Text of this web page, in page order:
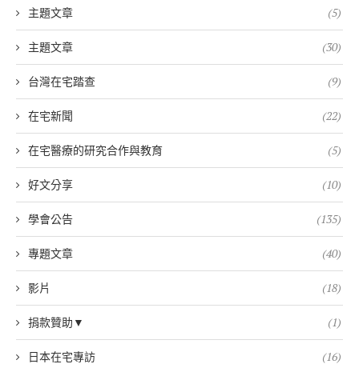
主題文章 (5)
主題文章 (30)
台灣在宅踏查 (9)
在宅新聞 (22)
在宅醫療的研究合作與教育 (5)
好文分享 (10)
學會公告 (135)
專題文章 (40)
影片 (18)
捐款贊助▼ (1)
日本在宅專訪 (16)